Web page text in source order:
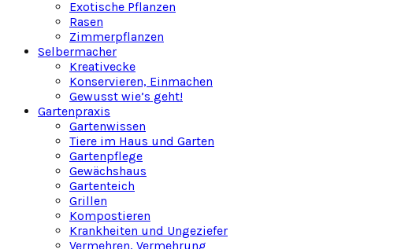
Exotische Pflanzen
Rasen
Zimmerpflanzen
Selbermacher
Kreativecke
Konservieren, Einmachen
Gewusst wie’s geht!
Gartenpraxis
Gartenwissen
Tiere im Haus und Garten
Gartenpflege
Gewächshaus
Gartenteich
Grillen
Kompostieren
Krankheiten und Ungeziefer
Vermehren, Vermehrung